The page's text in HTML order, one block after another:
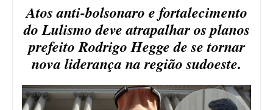
Atos anti-bolsonaro e fortalecimento
do Lulismo deve atrapalhar os planos
prefeito Rodrigo Hegge de se tornar
nova liderança na região sudoeste.